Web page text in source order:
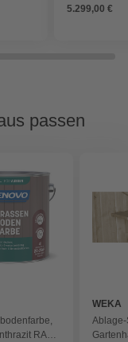
5.299,00 €
passen
RAL
WEKA
Ablage-